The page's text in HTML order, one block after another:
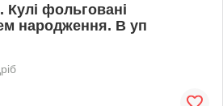
фольговані
народження. В уп